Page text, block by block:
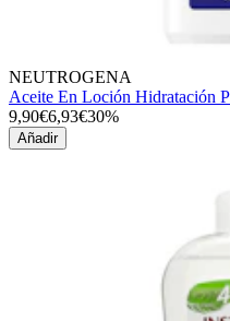
NEUTROGENA
Aceite En Loción Hidratación
9,90€6,93€30%
Añadir